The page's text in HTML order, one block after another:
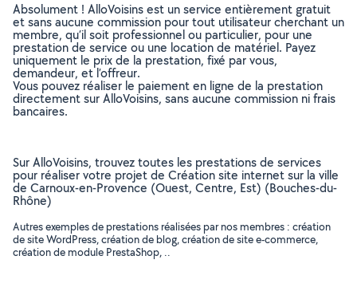
Absolument ! AlloVoisins est un service entièrement gratuit
et sans aucune commission pour tout utilisateur cherchant un
membre, qu’il soit professionnel ou particulier, pour une
prestation de service ou une location de matériel. Payez
uniquement le prix de la prestation, fixé par vous,
demandeur, et l’offreur.
Vous pouvez réaliser le paiement en ligne de la prestation
directement sur AlloVoisins, sans aucune commission ni frais
bancaires.
Sur AlloVoisins, trouvez toutes les prestations de services
pour réaliser votre projet de Création site internet sur la ville
de Carnoux-en-Provence (Ouest, Centre, Est) (Bouches-du-
Rhône)
Autres exemples de prestations réalisées par nos membres : création
de site WordPress, création de blog, création de site e-commerce,
création de module PrestaShop, ..